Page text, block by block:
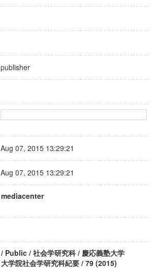
publisher
Aug 07, 2015 13:29:21
Aug 07, 2015 13:29:21
mediacenter
/ Public / 社会学研究科 / 慶応義塾大学
大学院社会学研究科紀要 / 79 (2015)